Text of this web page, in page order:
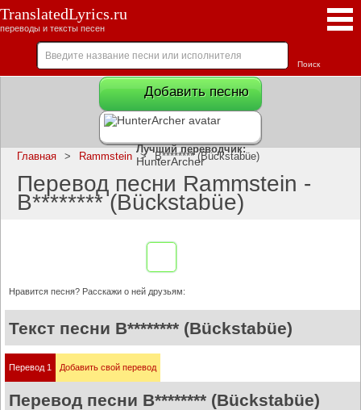
TranslatedLyrics.ru
переводы и тексты песен
Добавить песню
Лучший переводчик:
HunterArcher
Главная > Rammstein > B******** (Bückstabüe)
Перевод песни Rammstein -
B******** (Bückstabüe)
Нравится песня? Расскажи о ней друзьям:
Текст песни B******** (Bückstabüe)
Перевод 1 Добавить свой перевод
Перевод песни B******** (Bückstabüe)